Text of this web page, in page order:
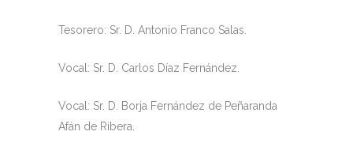
Tesorero: Sr. D. Antonio Franco Salas.
Vocal: Sr. D. Carlos Díaz Fernández.
Vocal: Sr. D. Borja Fernández de Peñaranda
Afán de Ribera.